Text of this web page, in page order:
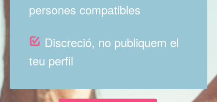
persones compatibles
Discreció, no publiquem el
teu perfil